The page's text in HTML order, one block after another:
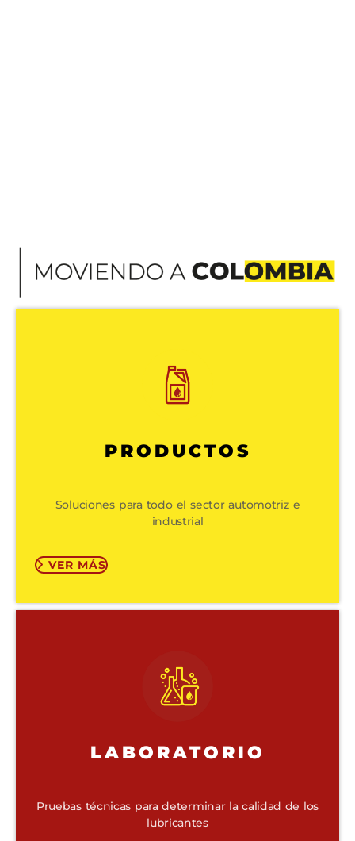
PRODUCTOS
Soluciones para todo el sector automotriz e
industrial
VER MÁS
LABORATORIO
Pruebas técnicas para determinar la calidad de los
lubricantes